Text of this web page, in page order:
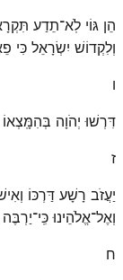
הֵן גּוֹי לֹֽא־תֵדַע
וְלִקְדוֹשׁ יִשְׂרָאֵל כִּי
ו
דִּרְשׁוּ יְהֹוָה בְּהִמָּֽצְאוֹ
ז
יַעֲזֹב רָשָׁע דַּרְכּוֹ
וְאֶל־אֱלֹהֵינוּ
ח